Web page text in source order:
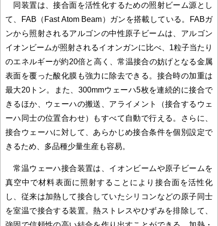
同装置は、接合面を活性化するための照射ビーム源とし
て、FAB（Fast Atom Beam）ガンを搭載している。FABガ
ンから照射されるアルゴンの中性原子ビームは、アルゴン
イオンビームが照射されるイオンガンに比べ、1粒子当たり
のエネルギーが約20倍と高く、常温接合の妨げとなる金属
表面を覆った酸化膜も強力に除去できる。接合時の加重は
最大20トン。また、300mmウェーハ5枚を連続的に接合で
きるほか、ウェーハの搬送、アライメント（接合するウェ
ーハ同士の位置合わせ）もすべて自動で行える。さらに、
接合ウェーハに対して、あらかじめ接合条件を個別設定で
きるため、多品種少量生産も容易。
常温ウェーハ接合装置は、イオンビームや原子ビームを
真空中で材料表面に照射することにより接合面を活性化
し、従来は加熱して接合していたシリコンなどの原子同士
を室温で接合する装置。熱ストレスやひずみを排除して、